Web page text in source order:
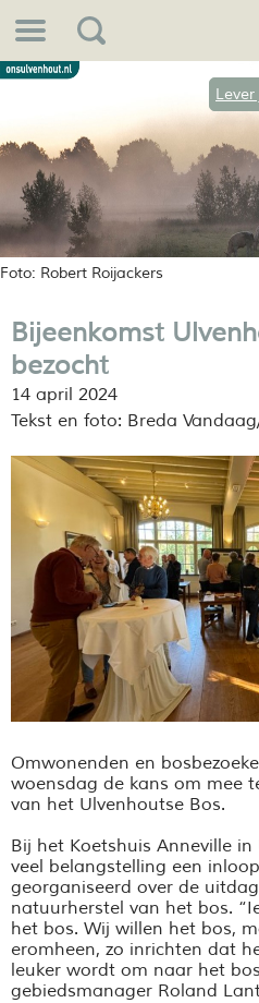
Foto: Robert Roijackers
Bijeenkomst
bezocht
14 april 2024
Tekst en foto: Breda
Omwonenden en
woensdag de kans om mee
van het Ulvenhoutse Bos.
Bij het Koetshuis Anneville
veel belangstelling een
georganiseerd over de
natuurherstel van het bos.
het bos. Wij willen het bos,
eromheen, zo inrichten dat
leuker wordt om naar het
gebiedsmanager Roland